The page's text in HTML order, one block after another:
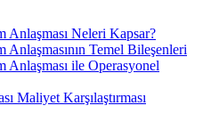
Anlaşması Neleri Kapsar?
Temel Bileşenleri
ile Operasyonel
Maliyet Karşılaştırması